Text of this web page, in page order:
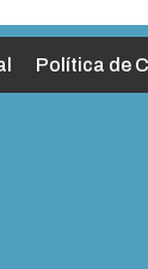
Política de